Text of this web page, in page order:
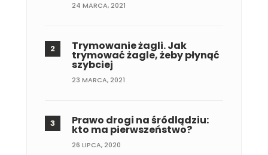
24 MARCA, 2021
Trymowanie żagli. Jak
trymować żagle, żeby płynąć
szybciej
23 MARCA, 2021
Prawo drogi na śródlądziu:
kto ma pierwszeństwo?
26 LIPCA, 2020